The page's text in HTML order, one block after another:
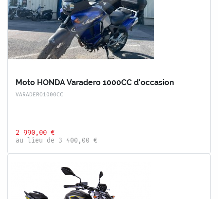
Moto HONDA Varadero 1000CC d'occasion
VARADERO1000CC
2 990,00 €
au lieu de 3 400,00 €